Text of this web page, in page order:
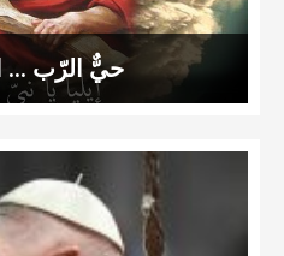
حيٌّ الرّب …